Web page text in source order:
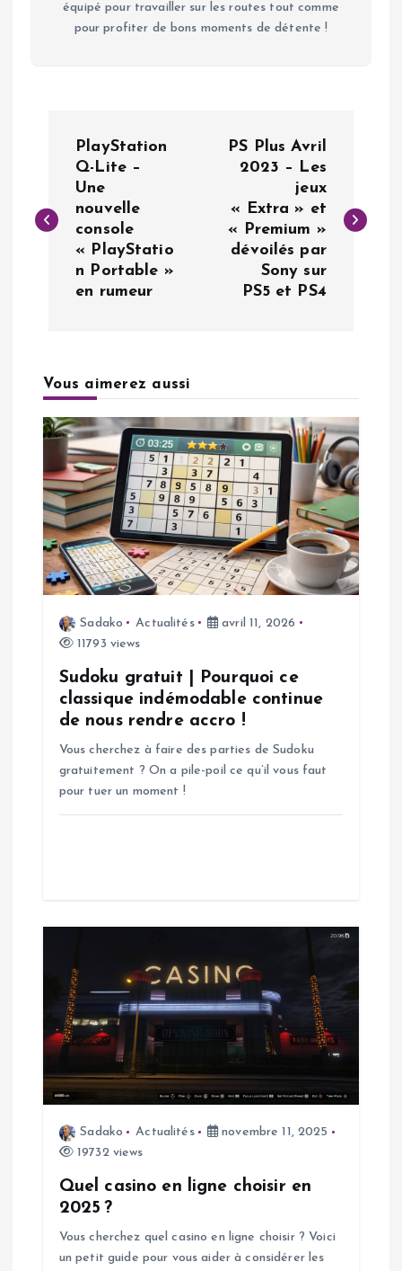
équipé pour travailler sur les routes tout comme
pour profiter de bons moments de détente !
v
t
o
n
d
c
PlayStation
Q-Lite –
Une
nouvelle
console
« PlayStatio
n Portable »
en rumeur
PS Plus Avril
2023 – Les
jeux
« Extra » et
« Premium »
dévoilés par
Sony sur
PS5 et PS4
Vous aimerez aussi
Sadako Actualités
avril 11, 2026
11793 views
Sudoku gratuit | Pourquoi ce
classique indémodable continue
de nous rendre accro !
Vous cherchez à faire des parties de Sudoku
gratuitement ? On a pile-poil ce qu’il vous faut
pour tuer un moment !
Sadako Actualités
novembre 11, 2025
19732 views
Quel casino en ligne choisir en
2025 ?
Vous cherchez quel casino en ligne choisir ? Voici
un petit guide pour vous aider à considérer les